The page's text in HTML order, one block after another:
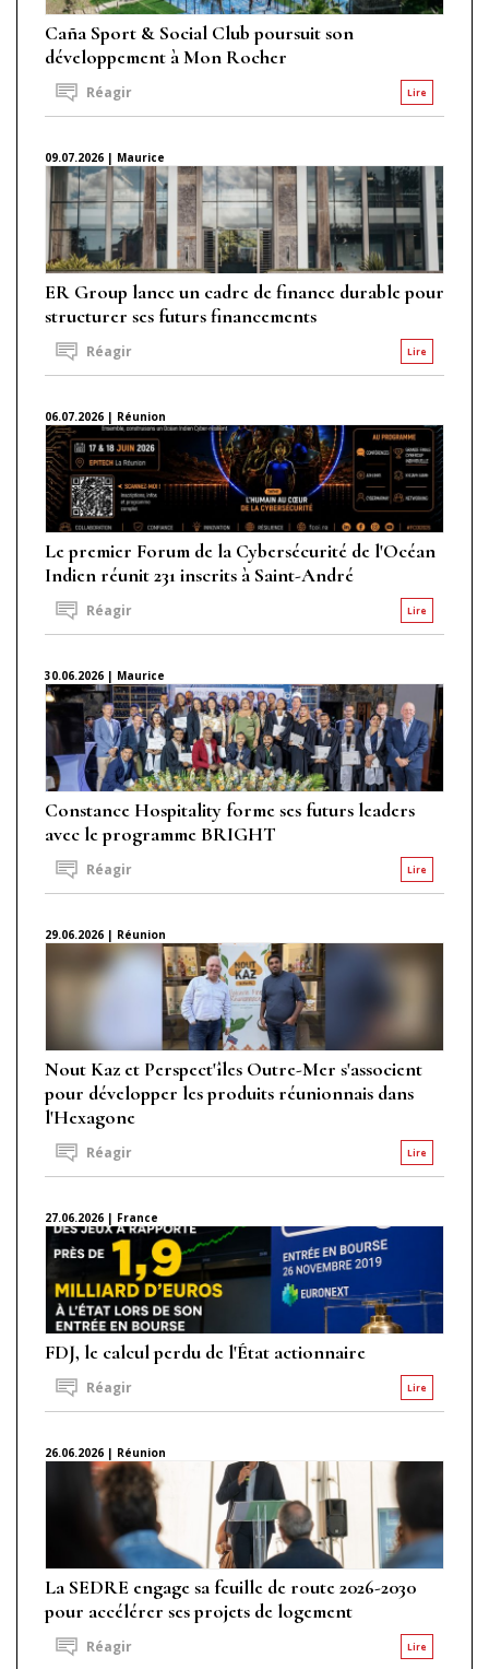
Caña Sport & Social Club poursuit son
développement à Mon Rocher
Lire
Réagir
09.07.2026 | Maurice
ER Group lance un cadre de finance durable pour
structurer ses futurs financements
Lire
Réagir
06.07.2026 | Réunion
Le premier Forum de la Cybersécurité de l'Océan
Indien réunit 231 inscrits à Saint-André
Lire
Réagir
30.06.2026 | Maurice
Constance Hospitality forme ses futurs leaders
avec le programme BRIGHT
Lire
Réagir
29.06.2026 | Réunion
Nout Kaz et Perspect'îles Outre-Mer s'associent
pour développer les produits réunionnais dans
l'Hexagone
Lire
Réagir
27.06.2026 | France
FDJ, le calcul perdu de l'État actionnaire
Lire
Réagir
26.06.2026 | Réunion
La SEDRE engage sa feuille de route 2026-2030
pour accélérer ses projets de logement
Lire
Réagir